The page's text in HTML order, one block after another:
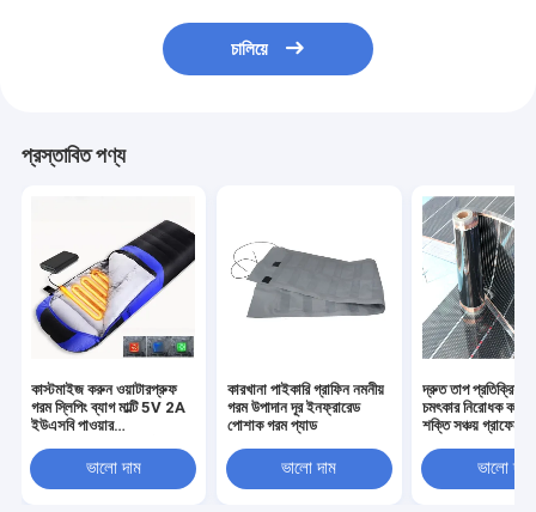
চালিয়ে
প্রস্তাবিত পণ্য
কাস্টমাইজ করুন ওয়াটারপ্রুফ
গরম স্লিপিং ব্যাগ মাল্টি 5V 2A
ইউএসবি পাওয়ার
গরম স্লিপিং ব্যাগ ক্যাম্পিং জন্য
ভালো দাম
কারখানা পাইকারি গ্রাফিন নমনীয়
গরম উপাদান দূর ইনফ্রারেড
পোশাক গরম প্যাড
ভালো দাম
দ্রুত তাপ প্রতিক্রিয়া
চমৎকার নিরোধক
শক্তি সঞ্চয় গ্রাফেন
ভালো দাম